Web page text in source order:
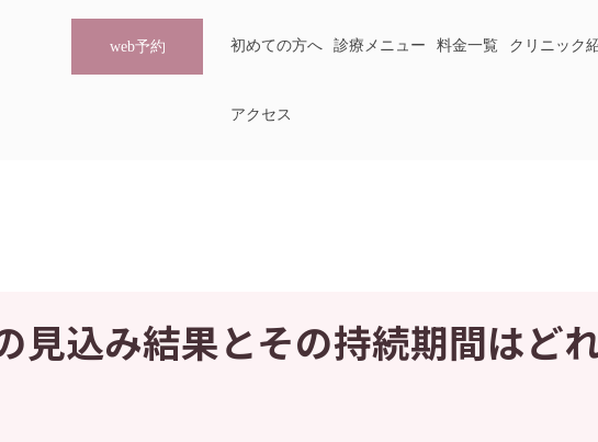
web予約 初めての方へ 診療メニュー 料金一覧 クリニック
アクセス
見込み結果とその持続期間はど